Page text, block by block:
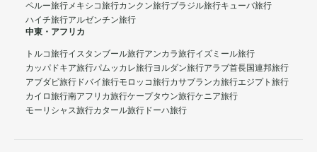
ペルー旅行メキシコ旅行カンクン旅行ブラジル旅行キューバ旅行
ハイチ旅行アルゼンチン旅行
中東・アフリカ
トルコ旅行イスタンブール旅行アンカラ旅行イズミール旅行
カッパドキア旅行パムッカレ旅行ヨルダン旅行アラブ首長国連邦旅行
アブダビ旅行 ドバイ旅行モロッコ旅行カサブランカ旅行エジプト旅行
カイロ旅行南アフリカ旅行ケープタウン旅行ケニア旅行
モーリシャス旅行カタール旅行 ドーハ旅行